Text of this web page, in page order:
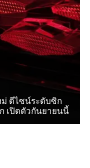
ม่ ดีไซน์ระดับซิก
เปิดตัวกันยายนนี้